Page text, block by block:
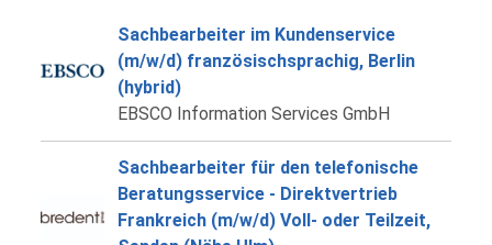
Sachbearbeiter im Kundenservice
(m/w/d) französischsprachig, Berlin
(hybrid)
EBSCO Information Services GmbH
Sachbearbeiter für den telefonische
Beratungsservice - Direktvertrieb
Frankreich (m/w/d) Voll- oder Teilzeit,